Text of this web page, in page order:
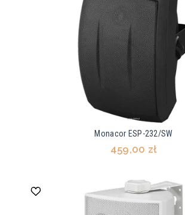
Monacor ESP-232/SW
459,00 zł